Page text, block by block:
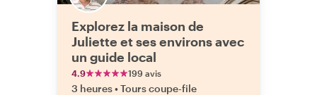
Explorez la maison de
Juliette et ses environs avec
un guide local
4.9 199 avis
3 heures•Tours coupe-file